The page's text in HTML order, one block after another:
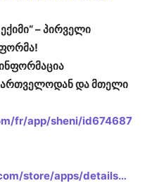
– პირველი
და მთელი
fr/app/sheni/id674687
store/apps/details…